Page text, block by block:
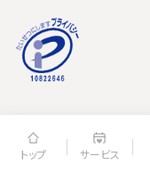
トップ サービス